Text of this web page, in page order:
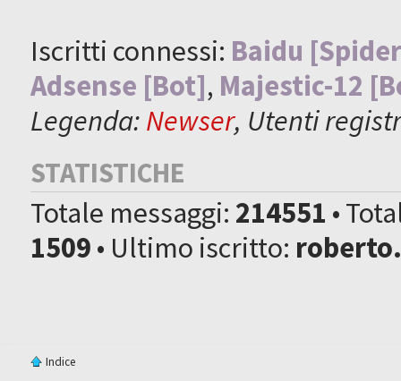
Iscritti connessi: Baidu
Adsense [Bot], Majestic-12
Legenda:Newser, Utenti
STATISTICHE
Totale messaggi: 214551 •
1509• Ultimo iscritto:
Indice